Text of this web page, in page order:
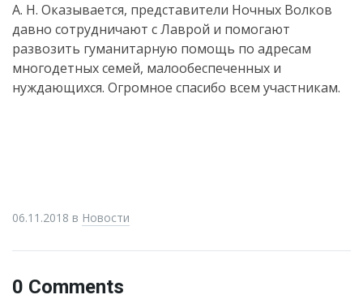
А. Н. Оказывается, представители Ночных Волков
давно сотрудничают с Лаврой и помогают
развозить гуманитарную помощь по адресам
многодетных семей, малообеспеченных и
нуждающихся. Огромное спасибо всем участникам.
06.11.2018 в Новости
0 Comments